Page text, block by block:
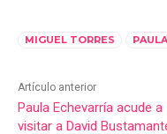
MIGUEL TORRES
Artículo anterior
Paula Echevarría acude a
visitar a David